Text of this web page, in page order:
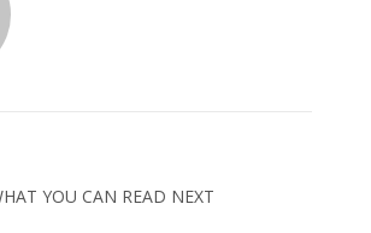
YOU CAN READ NEXT